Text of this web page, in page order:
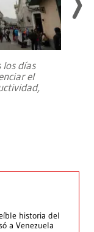
los días
el
historia del
a Venezuela